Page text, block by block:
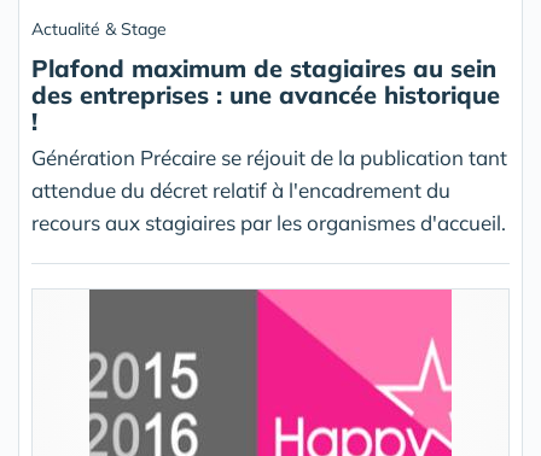
Actualité & Stage
Plafond maximum de stagiaires au sein
des entreprises : une avancée historique
!
Génération Précaire se réjouit de la publication tant
attendue du décret relatif à l'encadrement du
recours aux stagiaires par les organismes d'accueil.